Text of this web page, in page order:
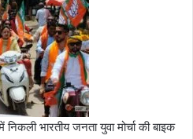
भारतीय जनता युवा मोर्चा की बाइक